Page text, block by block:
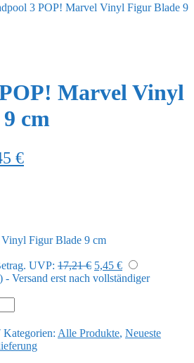
3 POP! Marvel Vinyl Figur Blade 9
Marvel Vinyl
cm
€
€Aktueller
Figur Blade 9 cm
UVP: 17,21€ Ursprünglicher
Preis
5,45 €Aktueller
Preis
Versand erst nach vollständiger
Kategorien: Alle Produkte, Neueste